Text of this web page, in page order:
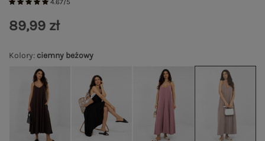
4.67/5
Kolory: ciemny beżowy
89,99 zł